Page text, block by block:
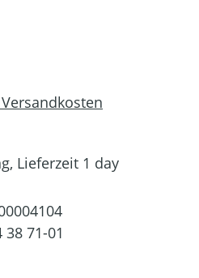
Lieferzeit 1 day
38 71-01